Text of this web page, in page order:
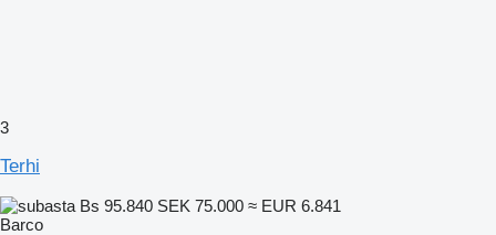
3
Terhi
Bs 95.840 SEK 75.000 ≈ EUR 6.841
Barco